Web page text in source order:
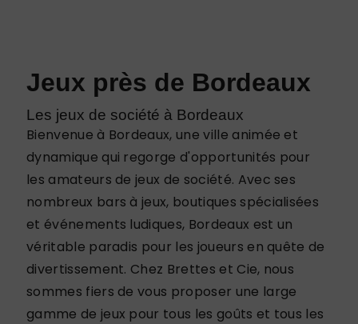
Jeux près de Bordeaux
Les jeux de société à Bordeaux
Bienvenue à Bordeaux, une ville animée et
dynamique qui regorge d'opportunités pour
les amateurs de jeux de société. Avec ses
nombreux bars à jeux, boutiques spécialisées
et événements ludiques, Bordeaux est un
véritable paradis pour les joueurs en quête de
divertissement. Chez Brettes et Cie, nous
sommes fiers de vous proposer une large
gamme de jeux pour tous les goûts et tous les